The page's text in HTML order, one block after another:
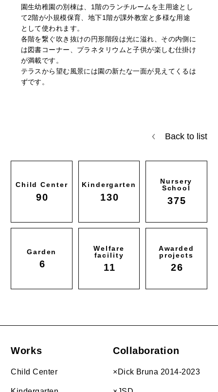
園生幼稚園の別棟は、1階のランチルームを主用途とし
て2階が小規模保育、地下1階が課外教室と多様な用途
として使われます。
各階を繋ぐ吹き抜けの円形階段は光に溢れ、その内側に
は図書コーナー、プラネタリウムと子供が楽しむ仕掛け
が満載です。
テラスから望む風景には園の新たな一面が見えてくるは
ずです。
Back to list
Child Center
90
Kindergarten
130
Nursery
School
375
Garden
6
Welfare
facility
11
Awarded
projects
26
Works
Child Center
Collaboration
×Dick Bruna 2014-2023